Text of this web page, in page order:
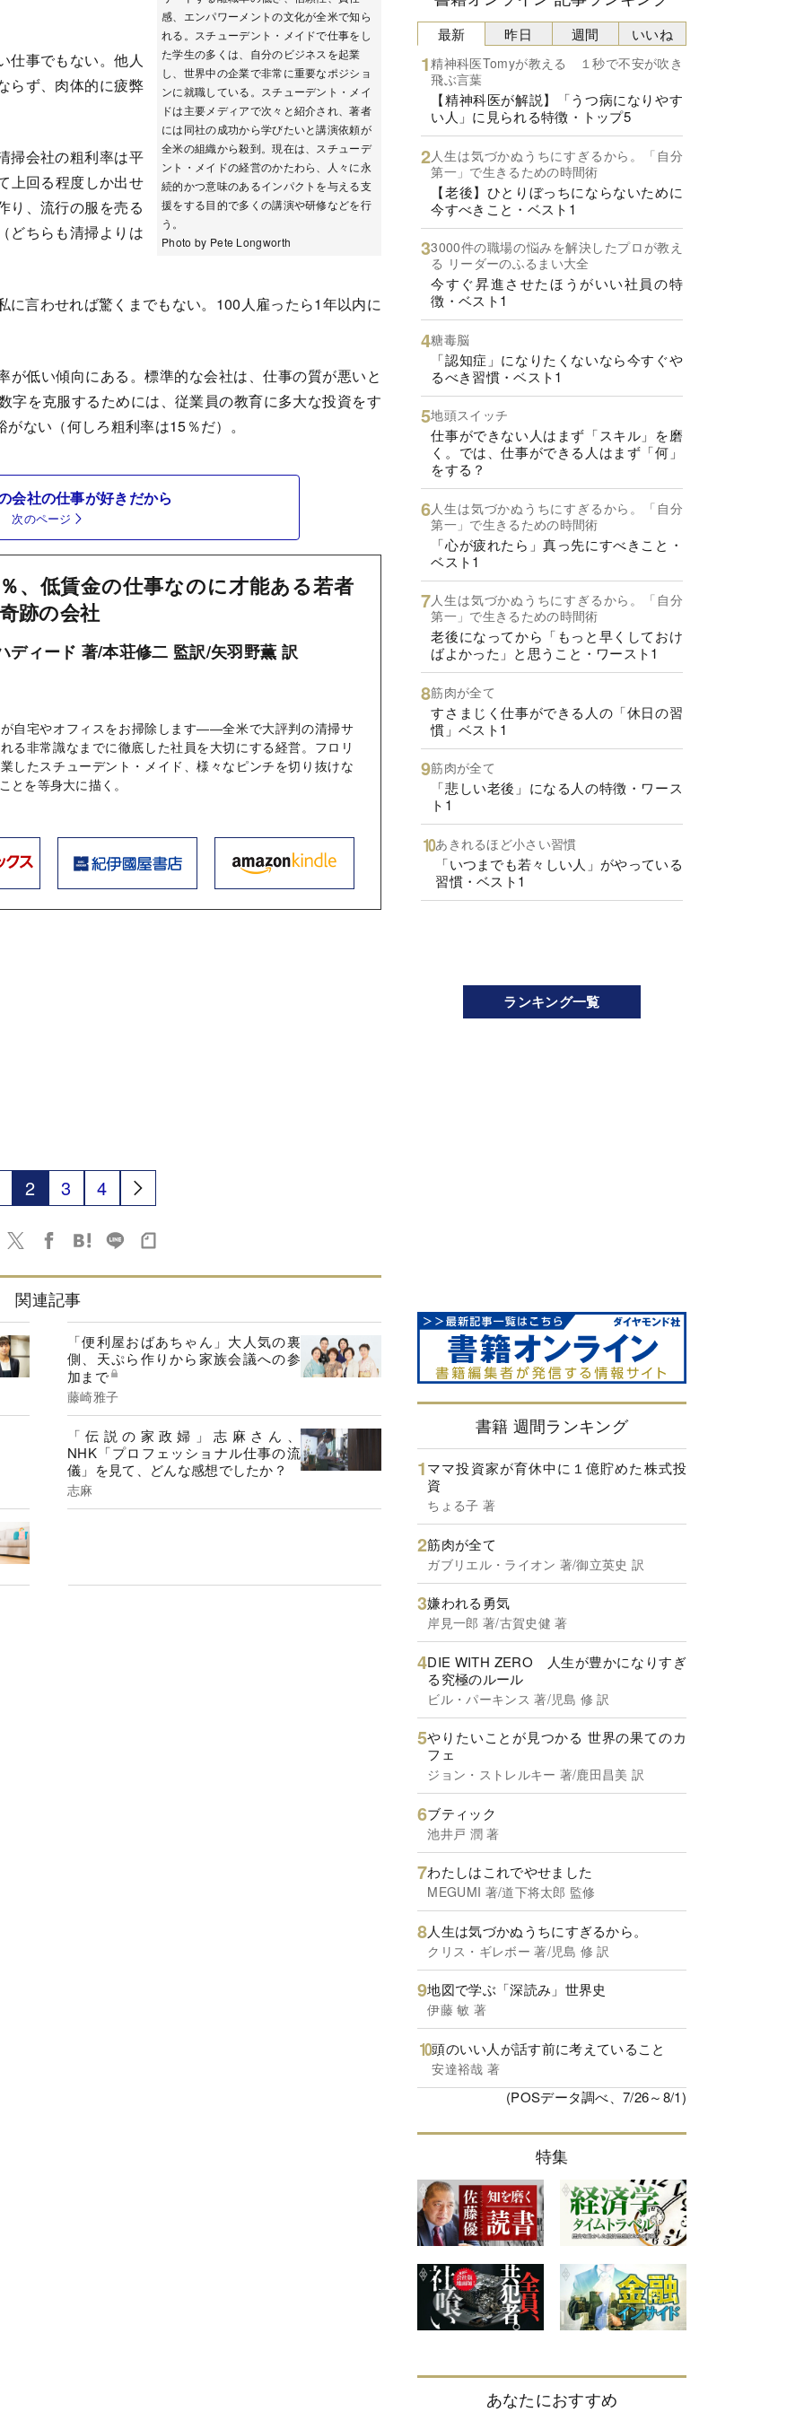
感、エンパワーメントの文化が全米で知ら
れる。スチューデント・メイドで仕事をし
た学生の多くは、自分のビジネスを起業
し、世界中の企業で非常に重要なポジショ
ンに就職している。スチューデント・メイ
ドは主要メディアで次々と紹介され、著者
には同社の成功から学びたいと講演依頼が
全米の組織から殺到。現在は、スチューデ
ント・メイドの経営のかたわら、人々に永
続的かつ意味のあるインパクトを与える支
援をする目的で多くの講演や研修などを行
う。
Photo by Pete Longworth
事でもない。他人
らず、肉体的に疲弊
会社の粗利率は平
上回る程度しか出せ
り、流行の服を売る
どちらも清掃よりは
言わせれば驚くまでもない。100人雇ったら1年以内に
低い傾向にある。標準的な会社は、仕事の質が悪いと
字を克服するためには、従業員の教育に多大な投資をす
ない（何しろ粗利率は15％だ）。
会社の仕事が好きだから
次のページ
、低賃金の仕事なのに才能ある若者
跡の会社
ディード 著/本荘修二 監訳/矢羽野薫 訳
自宅やオフィスをお掃除します――全米で大評判の清掃サ
る非常識なまでに徹底した社員を大切にする経営。フロリ
したスチューデント・メイド、様々なピンチを切り抜けな
とを等身大に描く。
2 3 4
関連記事
「便利屋おばあちゃん」大人気の裏
側、天ぷら作りから家族会議への参
加まで
藤崎雅子
「伝説の家政婦」志麻さん、
NHK「プロフェッショナル仕事の流
儀」を見て、どんな感想でしたか？
志麻
最新
精神科医Tomyが教える １秒で不安が吹き
飛ぶ言葉
【精神科医が解説】「うつ病になりやす
い人」に見られる特徴・トップ5
人生は気づかぬうちにすぎるから。「自分
第一」で生きるための時間術
【老後】ひとりぼっちにならないために
今すべきこと・ベスト1
3000件の職場の悩みを解決したプロが教え
る リーダーのふるまい大全
今すぐ昇進させたほうがいい社員の特
徴・ベスト1
糖毒脳
「認知症」になりたくないなら今すぐや
るべき習慣・ベスト1
地頭スイッチ
仕事ができない人はまず「スキル」を磨
く。では、仕事ができる人はまず「何」
をする？
人生は気づかぬうちにすぎるから。「自分
第一」で生きるための時間術
「心が疲れたら」真っ先にすべきこと・
ベスト1
人生は気づかぬうちにすぎるから。「自分
第一」で生きるための時間術
老後になってから「もっと早くしておけ
ばよかった」と思うこと・ワースト1
筋肉が全て
すさまじく仕事ができる人の「休日の習
慣」ベスト1
筋肉が全て
「悲しい老後」になる人の特徴・ワース
ト1
あきれるほど小さい習慣
「いつまでも若々しい人」がやっている
習慣・ベスト1
昨日 週間 いいね
ランキング一覧
書籍 週間ランキング
ママ投資家が育休中に１億貯めた株式投
資
ちょる子 著
筋肉が全て
ガブリエル・ライオン 著/御立英史 訳
嫌われる勇気
岸見一郎 著/古賀史健 著
DIE WITH ZERO 人生が豊かになりすぎ
る究極のルール
ビル・パーキンス 著/児島 修 訳
やりたいことが見つかる 世界の果てのカ
フェ
ジョン・ストレルキー 著/鹿田昌美 訳
ブティック
池井戸 潤 著
わたしはこれでやせました
MEGUMI 著/道下将太郎 監修
人生は気づかぬうちにすぎるから。
クリス・ギレボー 著/児島 修 訳
地図で学ぶ「深読み」世界史
伊藤 敏 著
頭のいい人が話す前に考えていること
安達裕哉 著
(POSデータ調べ、7/26～8/1)
特集
あなたにおすすめ